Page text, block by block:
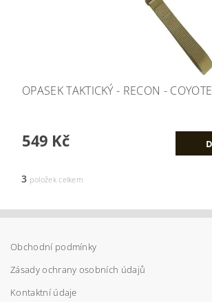
OPASEK TAKTICKÝ - RECON - COYOTE
549 Kč
3 položek celkem
Obchodní podmínky
Zásady ochrany osobních údajů
Kontaktní údaje